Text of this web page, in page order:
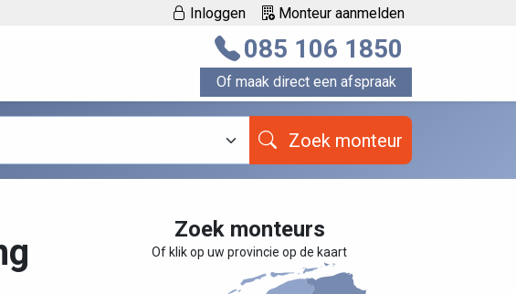
Inloggen Monteur aanmelden
085 106 1850
Of maak direct een afspraak
Zoek monteur
Zoek monteurs
Of klik op uw provincie op de kaart